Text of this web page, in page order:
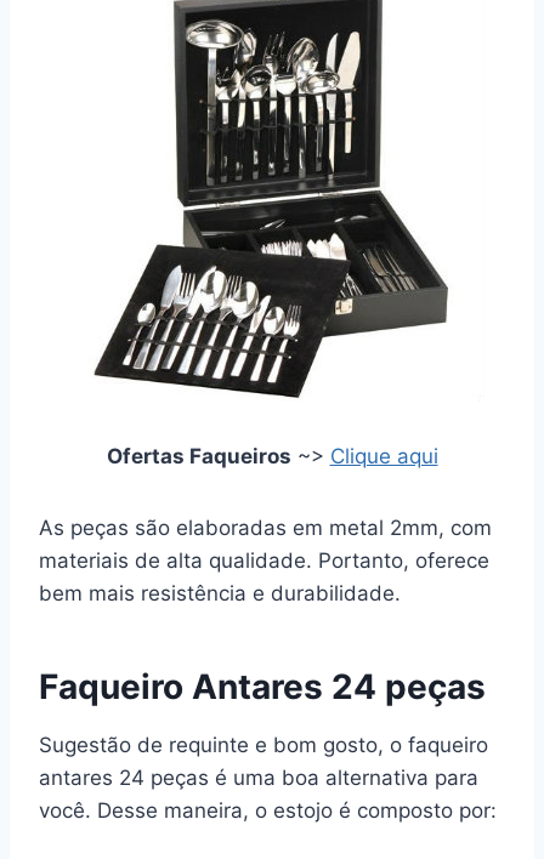
Ofertas Faqueiros ~> Clique aqui
As peças são elaboradas em metal 2mm, com
materiais de alta qualidade. Portanto, oferece
bem mais resistência e durabilidade.
Faqueiro Antares 24 peças
Sugestão de requinte e bom gosto, o faqueiro
antares 24 peças é uma boa alternativa para
você. Desse maneira, o estojo é composto por: